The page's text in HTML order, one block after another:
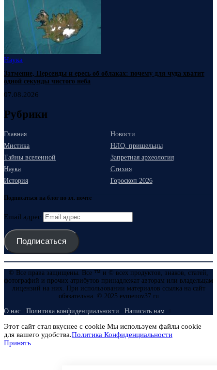
Наука
Затмение, Персеиды и ересь об облаках: почему для чуда хватит
одной секунды чистого неба
07.08.2026
Рубрики
Главная
Новости
Мистика
НЛО, пришельцы
Тайны вселенной
Запретная археология
Наука
Стихия
История
Гороскоп 2026
Подписаться на блог по эл. почте
Email адрес
Подписаться
© Все права защищены. Все ™ и © всех продуктов, знаков, статей,
фотографий и прочих атрибутов принадлежат авторам или владельцам
лицензий на них. При использовании материалов ссылка на сайт
обязательна. © 2025 evmenov37.ru
О нас Политика конфиденциальности Написать нам
Этот сайт стал вкуснее с cookie Мы используем файлы cookie
для вашего удобства.Политика Конфиденциальности
Принять